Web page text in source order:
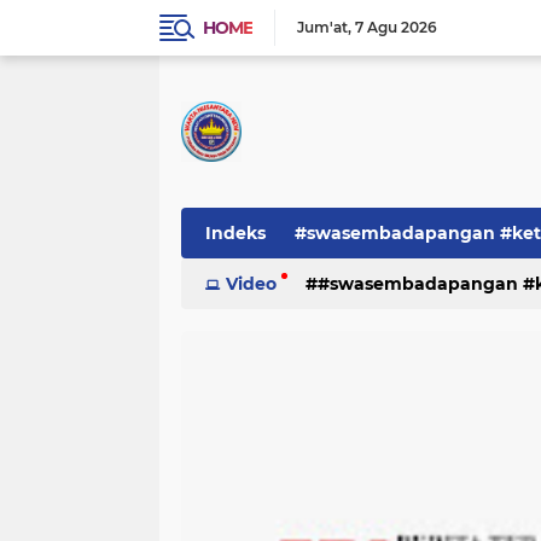
HOME Jum'at 7 Agu 2026
Indeks #swasembadapangan
Pemerintah PEMERINTAHAN
Video #swasembadapangan